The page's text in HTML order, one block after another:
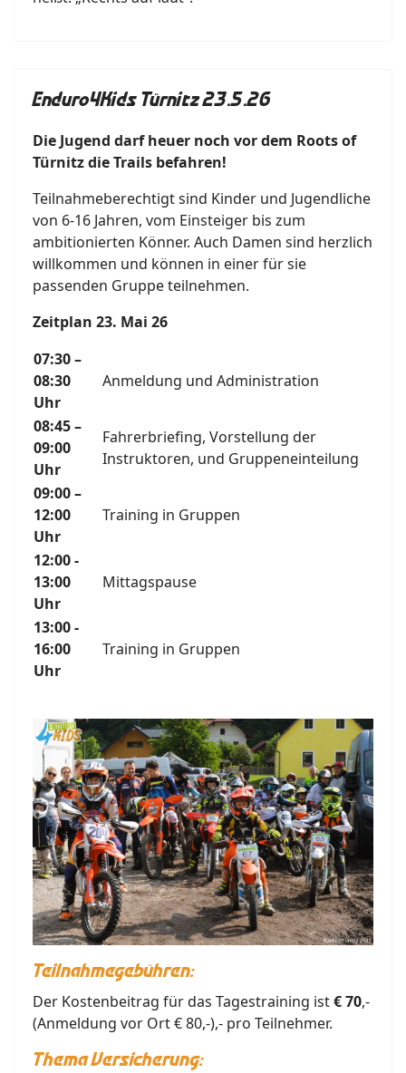
Enduro4Kids Türnitz 23.5.26
Die Jugend darf heuer noch vor dem Roots of
Türnitz die Trails befahren!
Teilnahmeberechtigt sind Kinder und Jugendliche
von 6-16 Jahren, vom Einsteiger bis zum
ambitionierten Könner. Auch Damen sind herzlich
willkommen und können in einer für sie
passenden Gruppe teilnehmen.
Zeitplan 23. Mai 26
07:30 –
08:30
Uhr
Anmeldung und Administration
08:45 –
09:00
Uhr
Fahrerbriefing, Vorstellung der
Instruktoren, und Gruppeneinteilung
09:00 –
12:00
Uhr
Training in Gruppen
12:00 -
13:00
Uhr
Mittagspause
13:00 -
16:00
Uhr
Training in Gruppen
Teilnahmegebühren:
Der Kostenbeitrag für das Tagestraining ist€ 70,-
(Anmeldung vor Ort € 80,-),- pro Teilnehmer.
Thema Versicherung: